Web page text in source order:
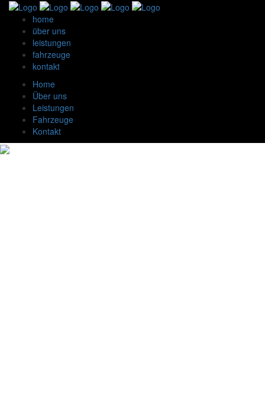
home
über uns
leistungen
fahrzeuge
kontakt
Home
Über uns
Leistungen
Fahrzeuge
Kontakt